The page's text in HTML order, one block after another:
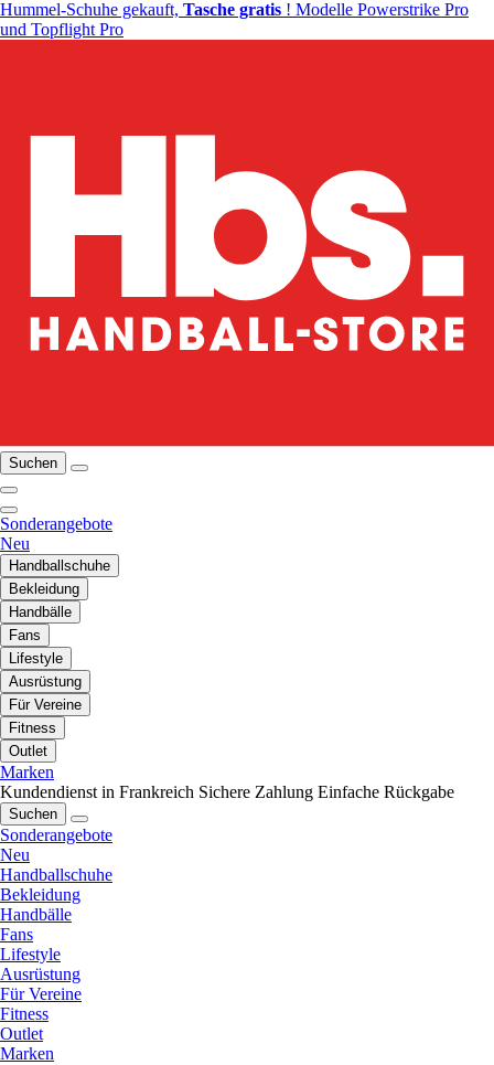
Hummel-Schuhe gekauft, Tasche gratis ! Modelle Powerstrike Pro
und Topflight Pro
Suchen
Sonderangebote
Neu
Handballschuhe
Bekleidung
Handbälle
Fans
Lifestyle
Ausrüstung
Für Vereine
Fitness
Outlet
Marken
Kundendienst in Frankreich Sichere Zahlung Einfache Rückgabe
Suchen
Sonderangebote
Neu
Handballschuhe
Bekleidung
Handbälle
Fans
Lifestyle
Ausrüstung
Für Vereine
Fitness
Outlet
Marken